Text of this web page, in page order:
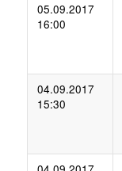
05.09.2017
16:00
04.09.2017
15:30